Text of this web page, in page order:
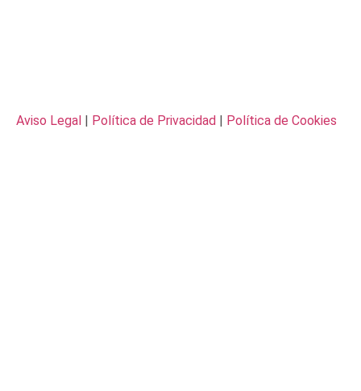
Aviso Legal | Política de Privacidad | Política de Cookies